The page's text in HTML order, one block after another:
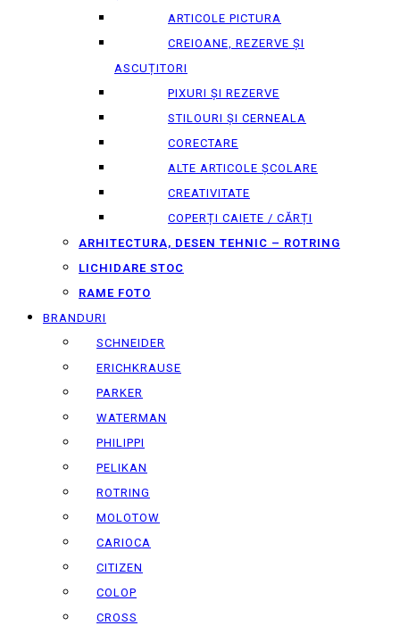
ARTICOLE PICTURA
CREIOANE, REZERVE ȘI
ASCUȚITORI
PIXURI ȘI REZERVE
STILOURI ȘI CERNEALA
CORECTARE
ALTE ARTICOLE ȘCOLARE
CREATIVITATE
COPERȚI CAIETE / CĂRȚI
ARHITECTURA, DESEN TEHNIC – ROTRING
LICHIDARE STOC
RAME FOTO
BRANDURI
SCHNEIDER
ERICHKRAUSE
PARKER
WATERMAN
PHILIPPI
PELIKAN
ROTRING
MOLOTOW
CARIOCA
CITIZEN
COLOP
CROSS